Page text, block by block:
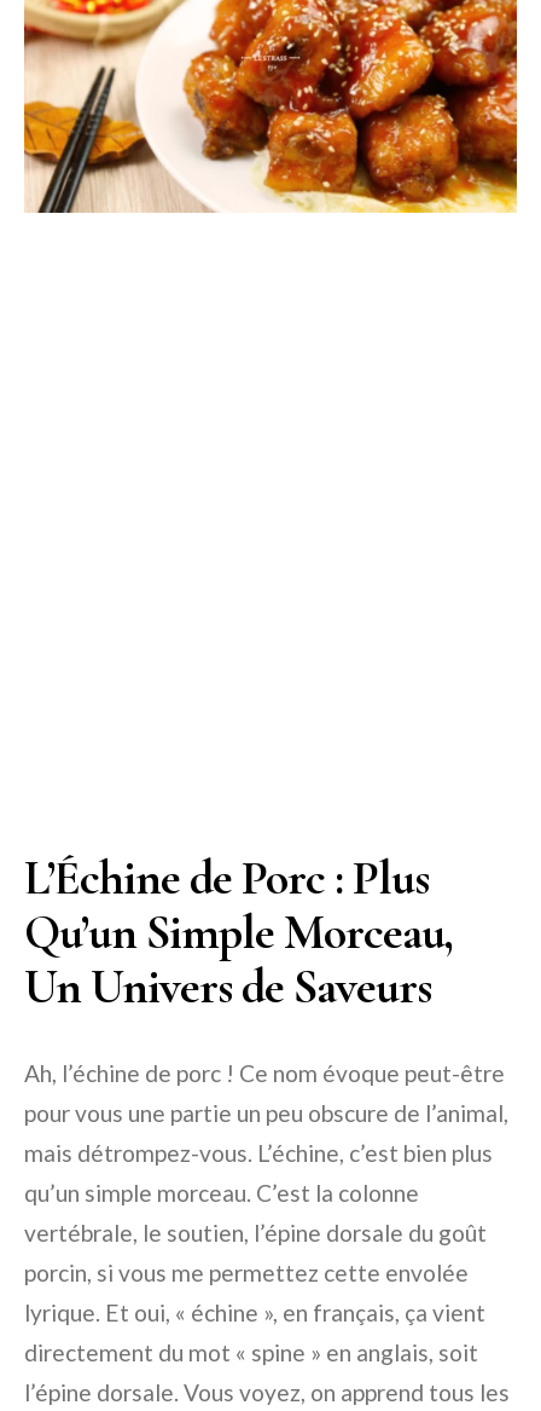
L’Échine de Porc : Plus
Qu’un Simple Morceau,
Un Univers de Saveurs
Ah, l’échine de porc ! Ce nom évoque peut-être
pour vous une partie un peu obscure de l’animal,
mais détrompez-vous. L’échine, c’est bien plus
qu’un simple morceau. C’est la colonne
vertébrale, le soutien, l’épine dorsale du goût
porcin, si vous me permettez cette envolée
lyrique. Et oui, « échine », en français, ça vient
directement du mot « spine » en anglais, soit
l’épine dorsale. Vous voyez, on apprend tous les